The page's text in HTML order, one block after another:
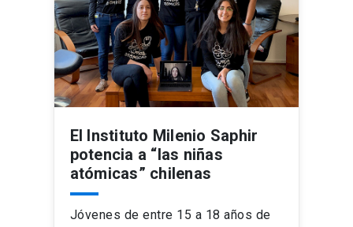
El Instituto Milenio Saphir
potencia a “las niñas
atómicas” chilenas
Jóvenes de entre 15 a 18 años de